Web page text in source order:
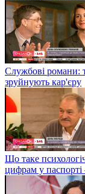
Службові романи:
зруйнують кар'єру
Що таке
цифрам у